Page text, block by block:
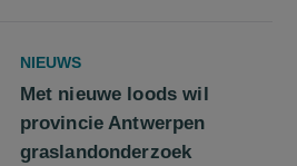
NIEUWS
Met nieuwe loods wil
provincie Antwerpen
graslandonderzoek